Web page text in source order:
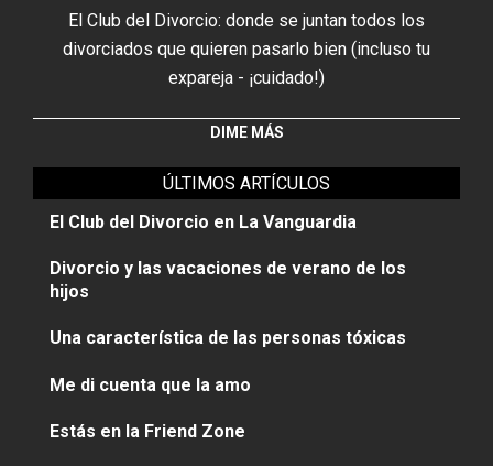
El Club del Divorcio: donde se juntan todos los
divorciados que quieren pasarlo bien (incluso tu
expareja - ¡cuidado!)
DIME MÁS
ÚLTIMOS ARTÍCULOS
El Club del Divorcio en La Vanguardia
Divorcio y las vacaciones de verano de los
hijos
Una característica de las personas tóxicas
Me di cuenta que la amo
Estás en la Friend Zone